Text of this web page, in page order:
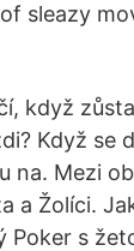
sleazy
když
Když se
na. Mezi
a Žolíci.
Poker s